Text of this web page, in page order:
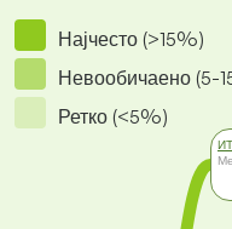
Најчесто (>15%)
Невообичаено (5-
Ретко (<5%)